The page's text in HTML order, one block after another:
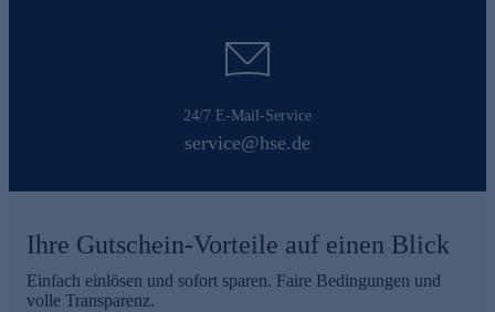
24/7 E-Mail-Service
service@hse.de
Ihre Gutschein-Vorteile auf einen Blick
Einfach einlösen und sofort sparen. Faire Bedingungen und
volle Transparenz.